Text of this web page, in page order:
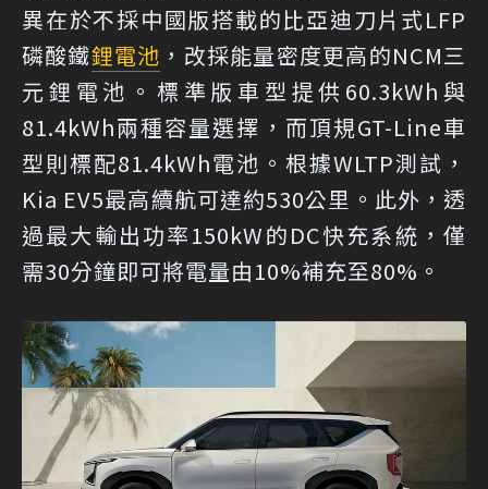
異在於不採中國版搭載的比亞迪刀片式LFP
磷酸鐵鋰電池 ，改採能量密度更高的NCM三
元鋰電池。標準版車型提供60.3kWh與
81.4kWh兩種容量選擇，而頂規GT-Line車
型則標配81.4kWh電池。根據WLTP測試，
Kia EV5最高續航可達約530公里。此外，透
過最大輸出功率150kW的DC快充系統，僅
需30分鐘即可將電量由10%補充至80%。